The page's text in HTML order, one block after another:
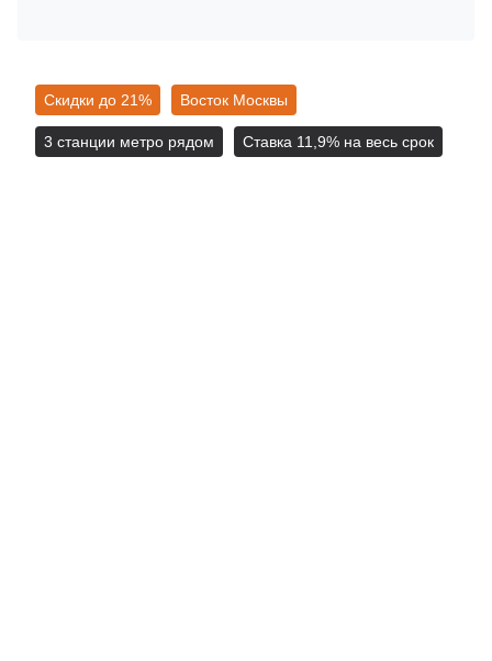
Скидки до 21% Восток Москвы
3 станции метро рядом Ставка 11,9% на весь срок